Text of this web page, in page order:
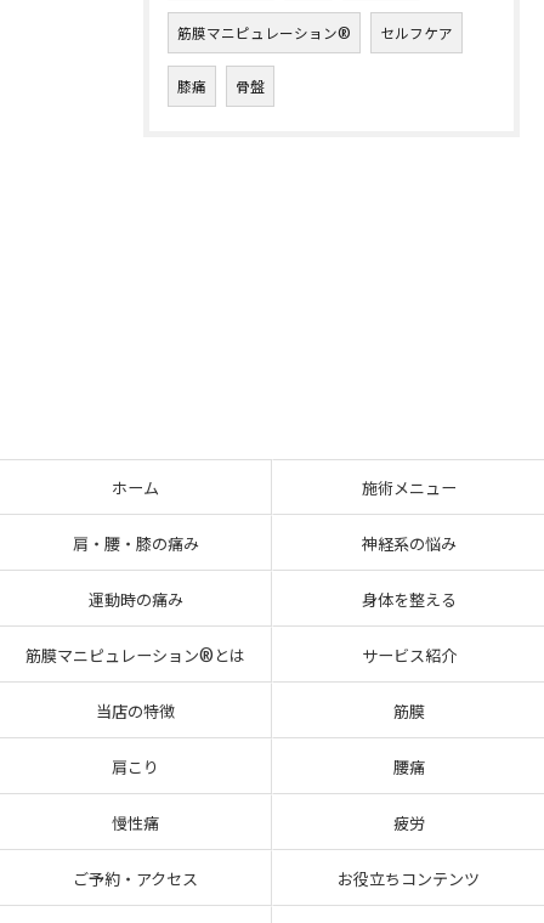
筋膜マニピュレーション®︎ セルフケア
膝痛 骨盤
ホーム 施術メニュー
肩・腰・膝の痛み 神経系の悩み
運動時の痛み 身体を整える
筋膜マニピュレーション®とは サービス紹介
当店の特徴 筋膜
肩こり 腰痛
慢性痛 疲労
ご予約・アクセス お役立ちコンテンツ